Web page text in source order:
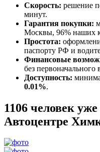
Скорость: решение
минут.
Гарантия покупки:
Москвы, 96% наших
Простота:
паспорту РФ и
Финансовые
без первоначального
Доступность:
0.01%.
1106 человек
Автоцентре